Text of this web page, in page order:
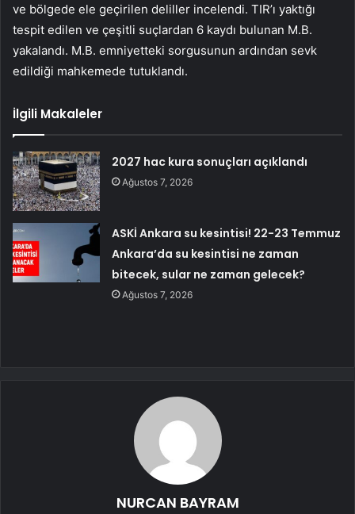
ve bölgede ele geçirilen deliller incelendi. TIR’ı yaktığı
tespit edilen ve çeşitli suçlardan 6 kaydı bulunan M.B.
yakalandı. M.B. emniyetteki sorgusunun ardından sevk
edildiği mahkemede tutuklandı.
İlgili Makaleler
2027 hac kura sonuçları açıklandı
Ağustos 7, 2026
ASKİ Ankara su kesintisi! 22-23 Temmuz
Ankara’da su kesintisi ne zaman
bitecek, sular ne zaman gelecek?
Ağustos 7, 2026
NURCAN BAYRAM